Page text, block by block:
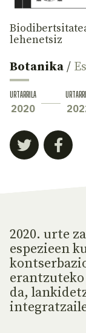
lehenetsiz
Botanika /
URTARRILA
2020
2020. urte
espezieen
da,